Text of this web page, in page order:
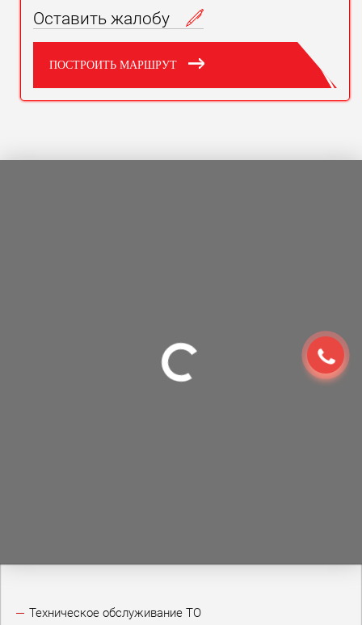
Оставить жалобу
ПОСТРОИТЬ МАРШРУТ
Техническое обслуживание ТО